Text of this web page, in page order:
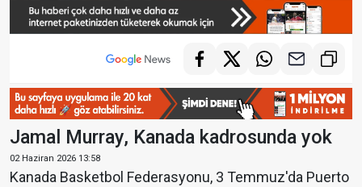
Jamal Murray, Kanada kadrosunda yok
02 Haziran 2026 13:58
Kanada Basketbol Federasyonu, 3 Temmuz'da Puerto